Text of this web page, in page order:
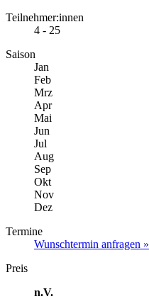
Teilnehmer:innen
4 - 25
Saison
Jan
Feb
Mrz
Apr
Mai
Jun
Jul
Aug
Sep
Okt
Nov
Dez
Termine
Wunschtermin anfragen »
Preis
n.V.